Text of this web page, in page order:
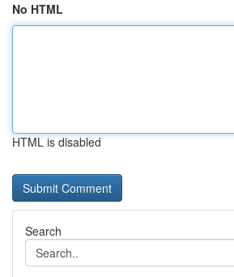
No HTML
HTML is disabled
Search